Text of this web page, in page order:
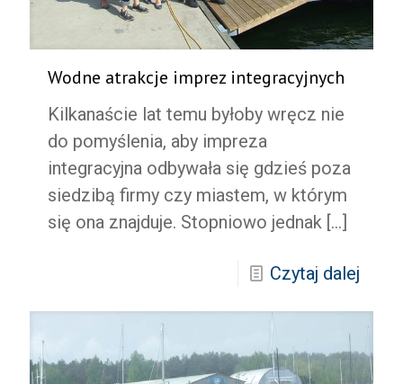
Wodne atrakcje imprez integracyjnych
Kilkanaście lat temu byłoby wręcz nie
do pomyślenia, aby impreza
integracyjna odbywała się gdzieś poza
siedzibą firmy czy miastem, w którym
się ona znajduje. Stopniowo jednak […]
Czytaj dalej